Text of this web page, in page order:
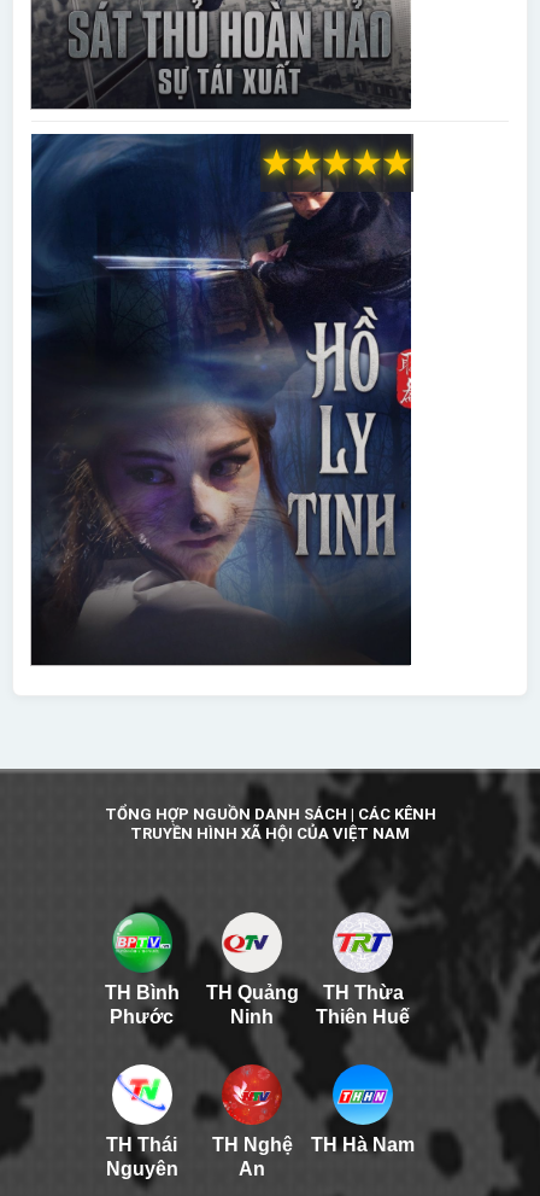
★
★
★
★
★
TỔNG HỢP NGUỒN DANH SÁCH | CÁC KÊNH
TRUYỀN HÌNH XÃ HỘI CỦA VIỆT NAM
TH Bình
Phước
TH Quảng
Ninh
TH Thừa
Thiên Huế
TH Thái
Nguyên
TH Nghệ
An
TH Hà Nam